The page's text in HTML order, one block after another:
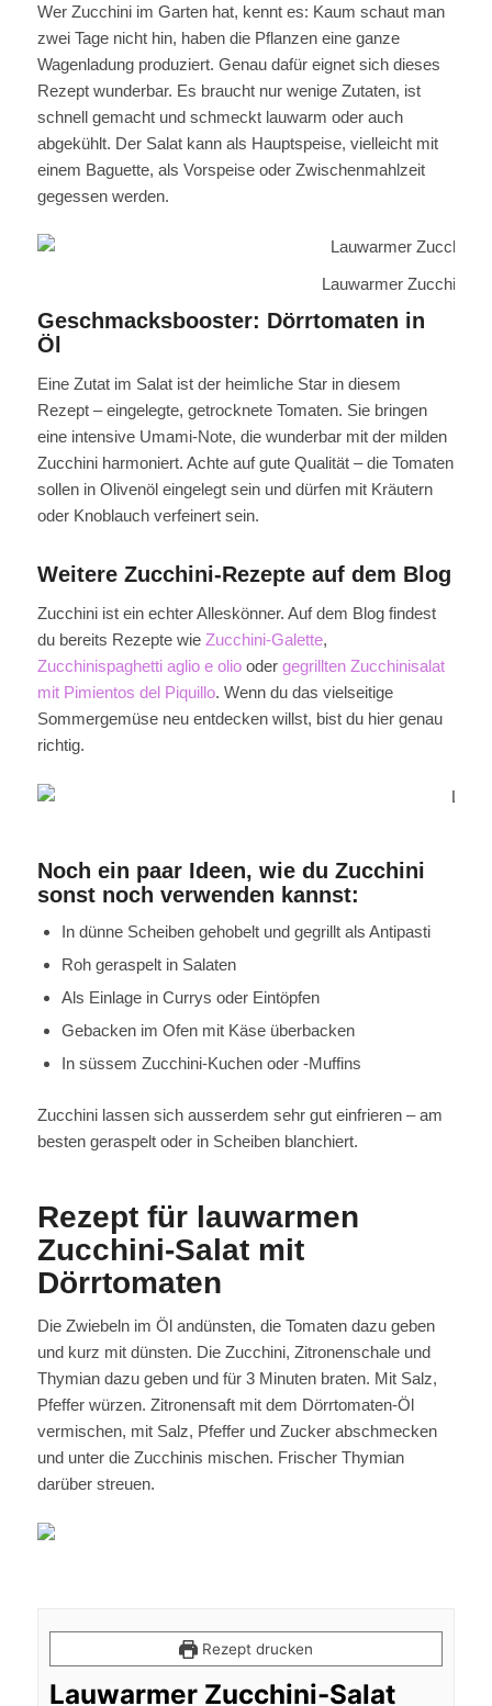
Wer Zucchini im Garten hat, kennt es: Kaum schaut man
zwei Tage nicht hin, haben die Pflanzen eine ganze
Wagenladung produziert. Genau dafür eignet sich dieses
Rezept wunderbar. Es braucht nur wenige Zutaten, ist
schnell gemacht und schmeckt lauwarm oder auch
abgekühlt. Der Salat kann als Hauptspeise, vielleicht mit
einem Baguette, als Vorspeise oder Zwischenmahlzeit
gegessen werden.
Lauwarmer Zucchini-
Geschmacksbooster: Dörrtomaten in
Öl
Eine Zutat im Salat ist der heimliche Star in diesem
Rezept – eingelegte, getrocknete Tomaten. Sie bringen
eine intensive Umami-Note, die wunderbar mit der milden
Zucchini harmoniert. Achte auf gute Qualität – die Tomaten
sollen in Olivenöl eingelegt sein und dürfen mit Kräutern
oder Knoblauch verfeinert sein.
Weitere Zucchini-Rezepte auf dem Blog
Zucchini ist ein echter Alleskönner. Auf dem Blog findest
du bereits Rezepte wie Zucchini-Galette,
Zucchinispaghetti aglio e oliooder gegrillten Zucchinisalat
mit Pimientos del Piquillo. Wenn du das vielseitige
Sommergemüse neu entdecken willst, bist du hier genau
richtig.
Noch ein paar Ideen, wie du Zucchini
sonst noch verwenden kannst:
In dünne Scheiben gehobelt und gegrillt als Antipasti
Roh geraspelt in Salaten
Als Einlage in Currys oder Eintöpfen
Gebacken im Ofen mit Käse überbacken
In süssem Zucchini-Kuchen oder -Muffins
Zucchini lassen sich ausserdem sehr gut einfrieren – am
besten geraspelt oder in Scheiben blanchiert.
Rezept für lauwarmen
Zucchini-Salat mit
Dörrtomaten
Die Zwiebeln im Öl andünsten, die Tomaten dazu geben
und kurz mit dünsten. Die Zucchini, Zitronenschale und
Thymian dazu geben und für 3 Minuten braten. Mit Salz,
Pfeffer würzen. Zitronensaft mit dem Dörrtomaten-Öl
vermischen, mit Salz, Pfeffer und Zucker abschmecken
und unter die Zucchinis mischen. Frischer Thymian
darüber streuen.
Rezept drucken
Lauwarmer Zucchini-Salat